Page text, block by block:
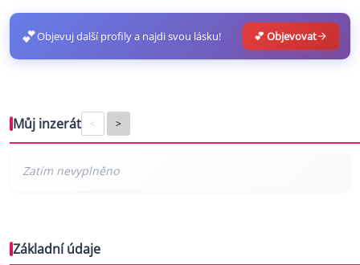
💕Objevuj další profily a najdi svou lásku! 💕 Objevovat
Můj inzerát < >
Základní údaje